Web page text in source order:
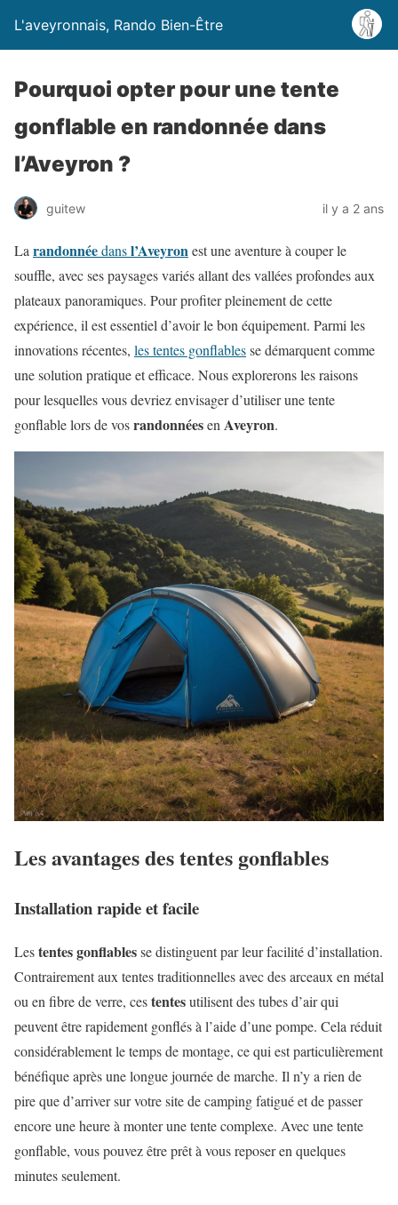
L'aveyronnais, Rando Bien-Être
Pourquoi opter pour une tente
gonflable en randonnée dans
l’Aveyron ?
guitew il y a 2 ans
La randonnéedansl’Aveyronest une aventure à couper le
souffle, avec ses paysages variés allant des vallées profondes aux
plateaux panoramiques. Pour profiter pleinement de cette
expérience, il est essentiel d’avoir le bon équipement. Parmi les
innovations récentes, les tentes gonflablesse démarquent comme
une solution pratique et efficace. Nous explorerons les raisons
pour lesquelles vous devriez envisager d’utiliser une tente
gonflable lors de vosrandonnéesen Aveyron.
Les avantages des tentes gonflables
Installation rapide et facile
Lestentes gonflablesse distinguent par leur facilité d’installation.
Contrairement aux tentes traditionnelles avec des arceaux en métal
ou en fibre de verre, cestentesutilisent des tubes d’air qui
peuvent être rapidement gonflés à l’aide d’une pompe. Cela réduit
considérablement le temps de montage, ce qui est particulièrement
bénéfique après une longue journée de marche. Il n’y a rien de
pire que d’arriver sur votre site de camping fatigué et de passer
encore une heure à monter une tente complexe. Avec une tente
gonflable, vous pouvez être prêt à vous reposer en quelques
minutes seulement.